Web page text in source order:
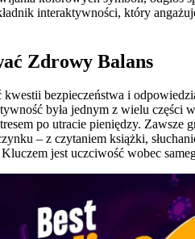
interaktywności, który
Zdrowy Balans
bezpieczeństwa i
była jednym z wielu
po utracie pieniędzy.
– z czytaniem książki,
jest uczciwość wobec